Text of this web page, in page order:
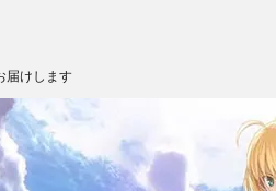
届けします